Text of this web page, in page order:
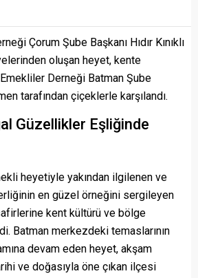
Çorum Şube Başkanı Hıdır Kınıklı
oluşan heyet, kente
Derneği Batman Şube
tarafından çiçeklerle karşılandı.
Güzellikler Eşliğinde
heyetiyle yakından ilgilenen ve
en güzel örneğini sergileyen
kent kültürü ve bölge
Batman merkezdeki temaslarının
devam eden heyet, akşam
ve doğasıyla öne çıkan ilçesi